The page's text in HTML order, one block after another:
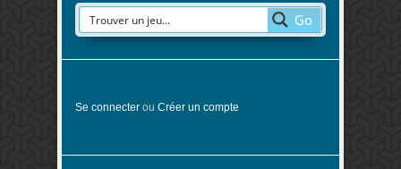
Go
Se connecter ou Créer un compte